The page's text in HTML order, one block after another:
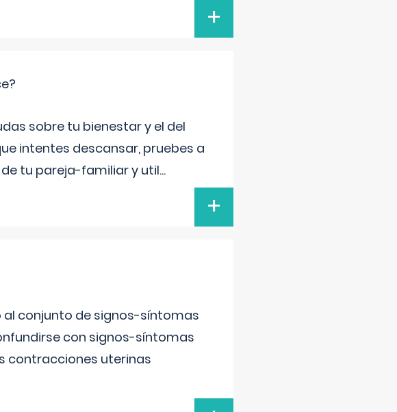
+
sobre tu bienestar y el del
intentes descansar, pruebes a
tu pareja-familiar y util...
+
conjunto de signos-síntomas
con signos-síntomas
contracciones uterinas